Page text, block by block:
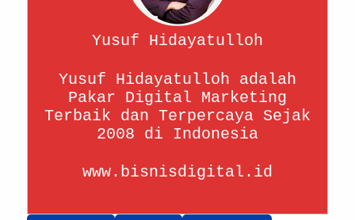
Yusuf Hidayatulloh
Yusuf Hidayatulloh adalah
Pakar Digital Marketing
Terbaik dan Terpercaya Sejak
2008 di Indonesia
www.bisnisdigital.id